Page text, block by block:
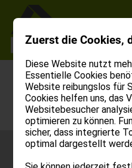
Zurück
Zuerst die Cookies,
Diese Website nutzt
Essentielle Cookies
Website reibungslos für
Cookies helfen uns, das
Websitebesucher
optimieren zu können.
sicher, dass integrierte
optimal dargestellt